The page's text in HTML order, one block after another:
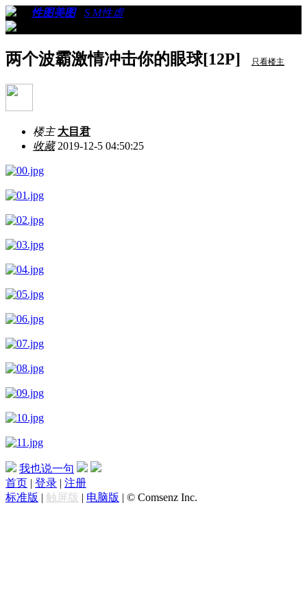
性图美图 S M性虐
两个波霸激情冲击你的眼球[12P] 只看楼主
楼主 大目君
收藏2019-12-5 04:50:25
我也说一句
首页 | 登录 | 注册
标准版 | 触屏版 | 电脑版 | © Comsenz Inc.